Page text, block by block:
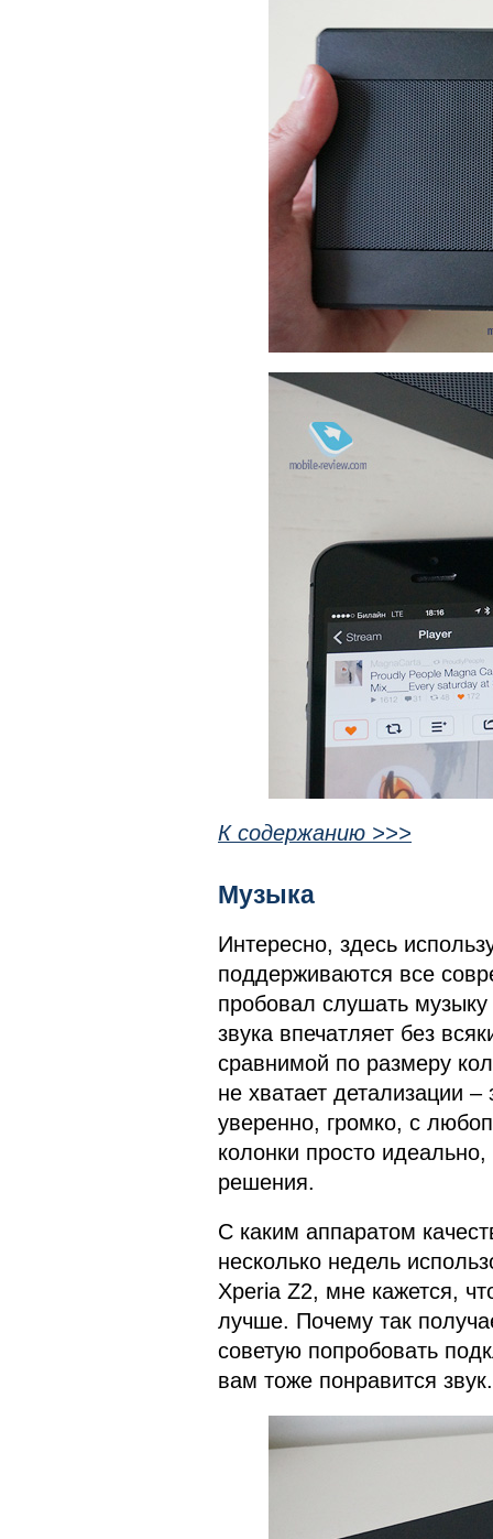
К содержанию >>>
Музыка
Интересно, здесь
поддерживаются все
пробовал слушать
звука впечатляет без
сравнимой по размеру
не хватает детализации –
уверенно, громко, с
колонки просто
решения.
С каким аппаратом
несколько недель
Xperia Z2, мне кажется,
лучше. Почему так
советую попробовать
вам тоже понравится звук.